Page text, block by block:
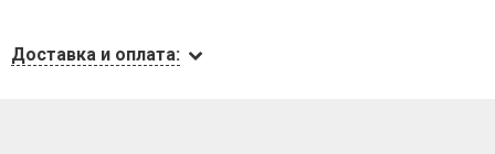
Доставка и оплата: